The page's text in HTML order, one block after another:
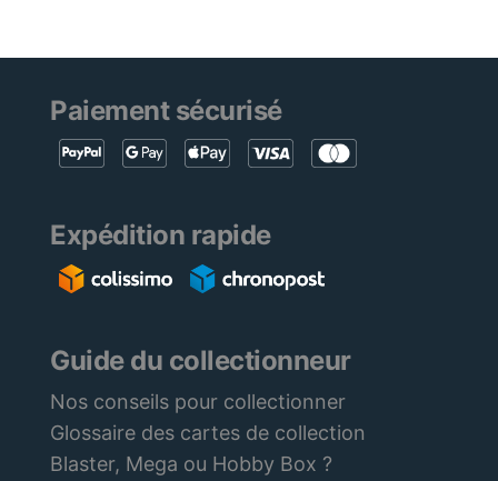
Paiement sécurisé
Expédition rapide
Guide du collectionneur
Nos conseils pour collectionner
Glossaire des cartes de collection
Blaster, Mega ou Hobby Box ?